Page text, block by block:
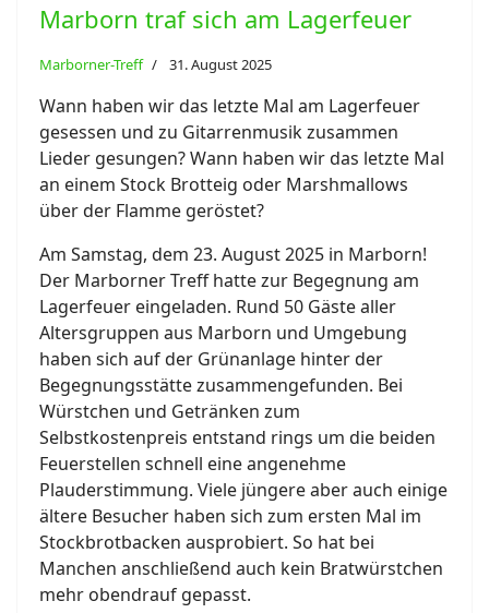
Marborn traf sich am Lagerfeuer
Marborner-Treff 31. August 2025
Wann haben wir das letzte Mal am Lagerfeuer
gesessen und zu Gitarrenmusik zusammen
Lieder gesungen? Wann haben wir das letzte Mal
an einem Stock Brotteig oder Marshmallows
über der Flamme geröstet?
Am Samstag, dem 23. August 2025 in Marborn!
Der Marborner Treff hatte zur Begegnung am
Lagerfeuer eingeladen. Rund 50 Gäste aller
Altersgruppen aus Marborn und Umgebung
haben sich auf der Grünanlage hinter der
Begegnungsstätte zusammengefunden. Bei
Würstchen und Getränken zum
Selbstkostenpreis entstand rings um die beiden
Feuerstellen schnell eine angenehme
Plauderstimmung. Viele jüngere aber auch einige
ältere Besucher haben sich zum ersten Mal im
Stockbrotbacken ausprobiert. So hat bei
Manchen anschließend auch kein Bratwürstchen
mehr obendrauf gepasst.